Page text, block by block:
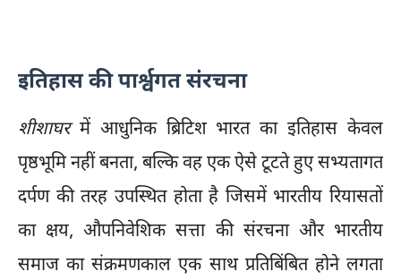
इतिहास की पार्श्वगत संरचना
शीशाघरमें आधुनिक ब्रिटिश भारत का इतिहास केवल
पृष्ठभूमि नहीं बनता, बल्कि वह एक ऐसे टूटते हुए सभ्यतागत
दर्पण की तरह उपस्थित होता है जिसमें भारतीय रियासतों
का क्षय, औपनिवेशिक सत्ता की संरचना और भारतीय
समाज का संक्रमणकाल एक साथ प्रतिबिंबित होने लगता